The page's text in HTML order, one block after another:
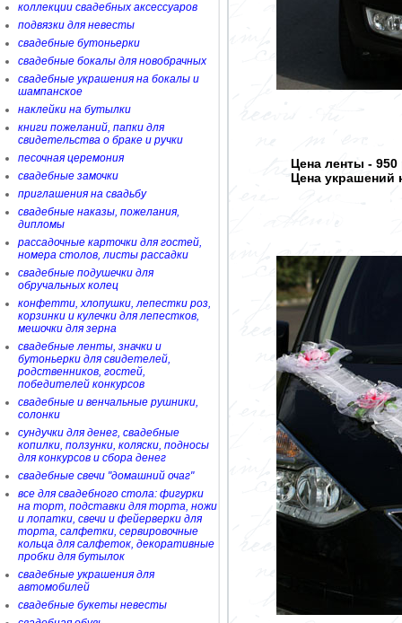
коллекции свадебных аксессуаров
подвязки для невесты
свадебные бутоньерки
свадебные бокалы для новобрачных
свадебные украшения на бокалы и
шампанское
наклейки на бутылки
книги пожеланий, папки для
свидетельства о браке и ручки
песочная церемония
свадебные замочки
приглашения на свадьбу
свадебные наказы, пожелания,
дипломы
рассадочные карточки для гостей,
номера столов, листы рассадки
свадебные подушечки для
обручальных колец
конфетти, хлопушки, лепестки роз,
корзинки и кулечки для лепестков,
мешочки для зерна
свадебные ленты, значки и
бутоньерки для свидетелей,
родственников, гостей,
победителей конкурсов
свадебные и венчальные рушники,
солонки
сундучки для денег, свадебные
копилки, ползунки, коляски, подносы
для конкурсов и сбора денег
свадебные свечи "домашний очаг"
все для свадебного стола: фигурки
на торт, подставки для торта, ножи
и лопатки, свечи и фейерверки для
торта, салфетки, сервировочные
кольца для салфеток, декоративные
пробки для бутылок
свадебные украшения для
автомобилей
свадебные букеты невесты
Цена ленты - 950
Цена украшений